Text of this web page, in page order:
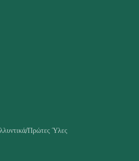
Πρώτες Ύλες